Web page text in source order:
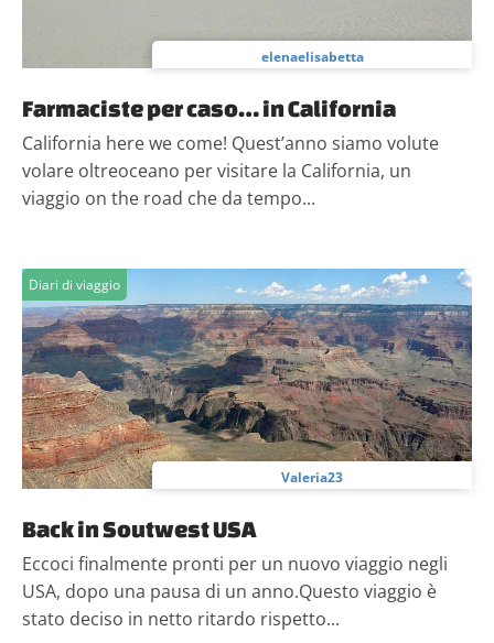
elenaelisabetta
Farmaciste per caso… in California
California here we come! Quest’anno siamo volute
volare oltreoceano per visitare la California, un
viaggio on the road che da tempo...
Diari di viaggio
Valeria23
Back in Soutwest USA
Eccoci finalmente pronti per un nuovo viaggio negli
USA, dopo una pausa di un anno.Questo viaggio è
stato deciso in netto ritardo rispetto...